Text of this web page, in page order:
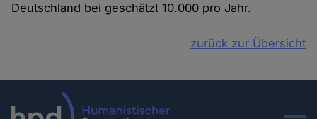
Deutschland bei geschätzt 10.000 pro Jahr.
zurück zur Übersicht